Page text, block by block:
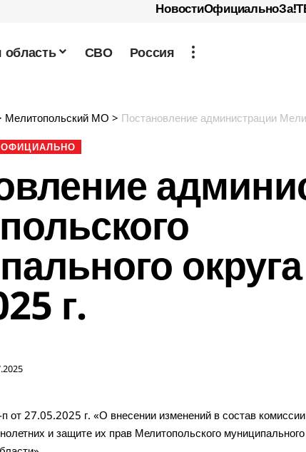
НовостиОфициально
область СВО Россия
Мелитопольский МО > Постановление администрации
ОФИЦИАЛЬНО
г.
от 27.05.2025 г. «О внесении изменений в состав комиссии
и защите их прав Мелитопольского муниципального